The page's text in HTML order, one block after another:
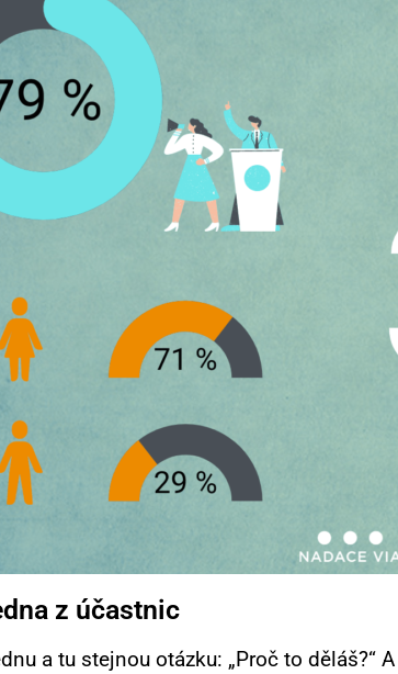
z účastnic
a tu stejnou otázku: „Proč to děláš?“